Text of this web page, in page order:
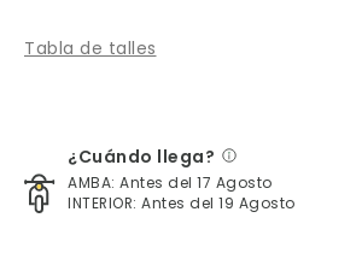
Tabla de talles
¿Cuándo llega?
AMBA: Antes del 17 Agosto
INTERIOR: Antes del 19 Agosto